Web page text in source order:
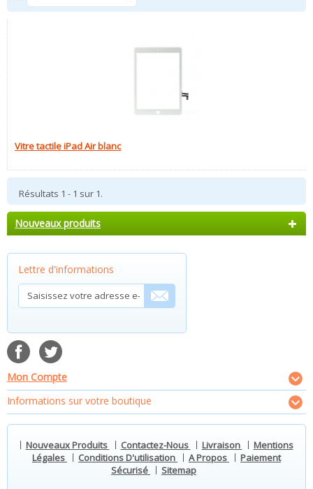
Vitre tactile iPad Air blanc
Résultats 1 - 1 sur 1.
Nouveaux produits
Lettre d'informations
Mon Compte
Informations sur votre boutique
Nouveaux Produits Contactez-Nous Livraison
Mentions
Légales
Conditions D'utilisation A Propos
Paiement
Sécurisé
Sitemap